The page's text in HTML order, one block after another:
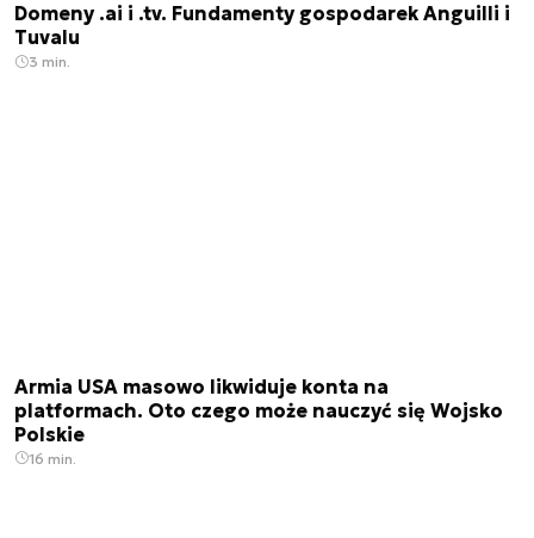
Domeny .ai i .tv. Fundamenty gospodarek Anguilli i
Tuvalu
3 min.
Armia USA masowo likwiduje konta na
platformach. Oto czego może nauczyć się Wojsko
Polskie
16 min.